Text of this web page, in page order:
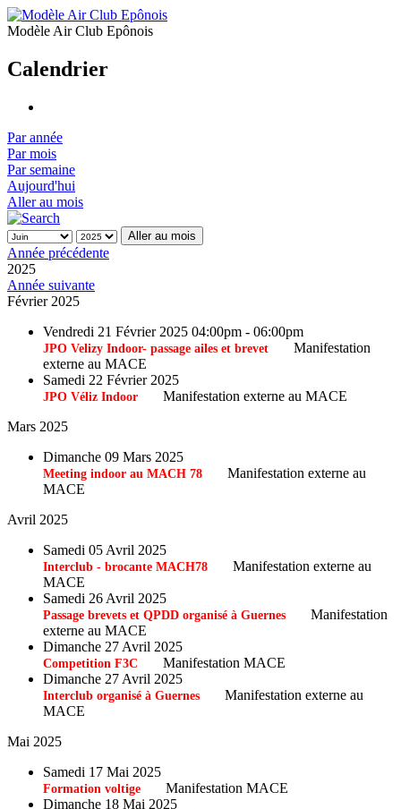
Modèle Air Club Epônois
Calendrier
Par année
Par mois
Par semaine
Aujourd'hui
Aller au mois
Aller au mois
Année précédente
2025
Année suivante
Février 2025
Vendredi 21 Février 2025 04:00pm - 06:00pm
JPO Velizy Indoor- passage ailes et brevet Manifestation
externe au MACE
Samedi 22 Février 2025
JPO Véliz Indoor Manifestation externe au MACE
Mars 2025
Dimanche 09 Mars 2025
Meeting indoor au MACH 78 Manifestation externe au
MACE
Avril 2025
Samedi 05 Avril 2025
Interclub - brocante MACH78 Manifestation externe au
MACE
Samedi 26 Avril 2025
Passage brevets et QPDD organisé à Guernes Manifestation
externe au MACE
Dimanche 27 Avril 2025
Competition F3C
Manifestation MACE
Dimanche 27 Avril 2025
Interclub organisé à Guernes Manifestation externe au
MACE
Mai 2025
Samedi 17 Mai 2025
Formation voltige Manifestation MACE
Dimanche 18 Mai 2025